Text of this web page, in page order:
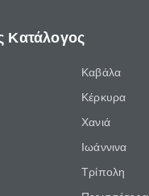
Κατάλογος
Καβάλα
Κέρκυρα
Χανιά
Ιωάννινα
Τρίπολη